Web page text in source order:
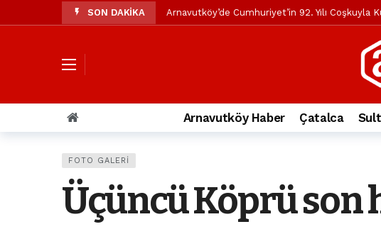
SON DAKİKA Arnavutköy’de Cumhuriyet’in 92. Yılı Coşkuyla
Özgür Özel’den Arnavutköy Belediyesi’ne ve
Arnavutköy’ün nüfusu 2024 yılında 344.868’e
Arnavutköy Taşoluk’ta seyir halindeki otomobil
Arnavutköy İmrahor Mahallesi sakinleri
İstanbul Havalimanı yolundaki kazada,
Arnavutkoy Belediyesi’ne su baskını tepkisi
Arnavutköy Haber Çatalca
FOTO GALERI
Üçüncü Köprü son